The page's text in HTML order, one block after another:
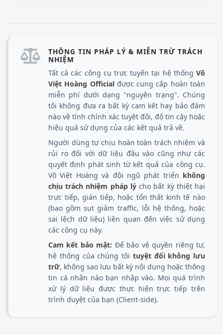
THÔNG TIN PHÁP LÝ & MIỄN TRỪ TRÁCH
NHIỆM
Tất cả các công cụ trực tuyến tại hệ thống Võ
Việt Hoàng Officialđược cung cấp hoàn toàn
miễn phí dưới dạng "nguyên trạng". Chúng
tôi không đưa ra bất kỳ cam kết hay bảo đảm
nào về tính chính xác tuyệt đối, độ tin cậy hoặc
hiệu quả sử dụng của các kết quả trả về.
Người dùng tự chịu hoàn toàn trách nhiệm và
rủi ro đối với dữ liệu đầu vào cũng như các
quyết định phát sinh từ kết quả của công cụ.
Võ Việt Hoàng và đội ngũ phát triển không
chịu trách nhiệm pháp lýcho bất kỳ thiệt hại
trực tiếp, gián tiếp, hoặc tổn thất kinh tế nào
(bao gồm sụt giảm traffic, lỗi hệ thống, hoặc
sai lệch dữ liệu) liên quan đến việc sử dụng
các công cụ này.
Cam kết bảo mật: Để bảo vệ quyền riêng tư,
hệ thống của chúng tôi tuyệt đối không lưu
trữ, không sao lưu bất kỳ nội dung hoặc thông
tin cá nhân nào bạn nhập vào. Mọi quá trình
xử lý dữ liệu được thực hiện trực tiếp trên
trình duyệt của bạn (Client-side).